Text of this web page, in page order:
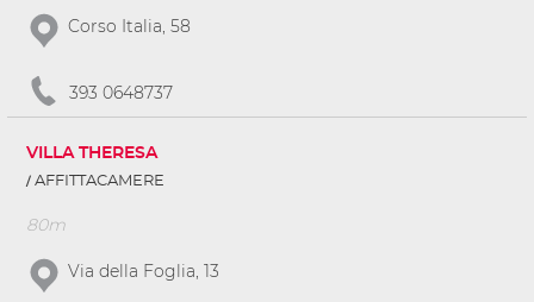
Corso Italia, 58
393 0648737
VILLA THERESA
AFFITTACAMERE
80m
Via della Foglia, 13